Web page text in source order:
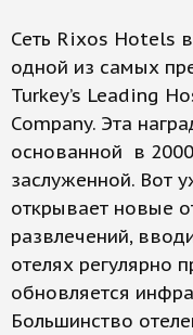
Сеть Rixos Hotels
одной из самых
Turkey’s Leading
Company. Эта
основанной в 2000
заслуженной. Вот
открывает новые
развлечений,
отелях регулярно
обновляется
Большинство